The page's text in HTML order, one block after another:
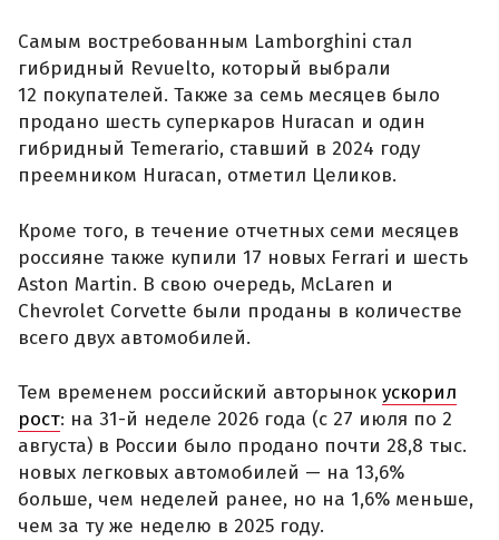
Самым востребованным Lamborghini стал
гибридный Revuelto, который выбрали
12 покупателей. Также за семь месяцев было
продано шесть суперкаров Huracan и один
гибридный Temerario, ставший в 2024 году
преемником Huracan, отметил Целиков.
Кроме того, в течение отчетных семи месяцев
россияне также купили 17 новых Ferrari и шесть
Aston Martin. В свою очередь, McLaren и
Chevrolet Corvette были проданы в количестве
всего двух автомобилей.
Тем временем российский авторынок ускорил
рост: на 31-й неделе 2026 года (с 27 июля по 2
августа) в России было продано почти 28,8 тыс.
новых легковых автомобилей — на 13,6%
больше, чем неделей ранее, но на 1,6% меньше,
чем за ту же неделю в 2025 году.